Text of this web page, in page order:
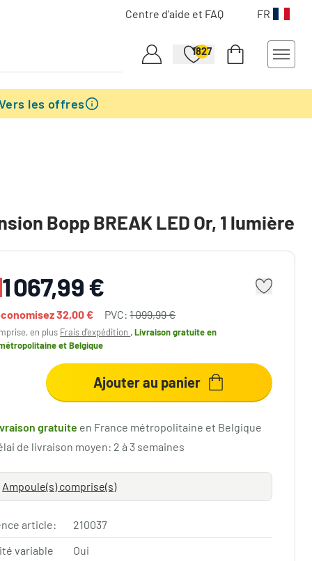
Centre d'aide et FAQ FR
1827
les offres
Bopp BREAK LED Or, 1 lumière
1 067,99 €
32,00 € PVC:1 099,99 €
en plus Frais d'expédition ,Livraison gratuiteen
et Belgique
Ajouter au panier
gratuite en France métropolitaine et Belgique
de livraison moyen: 2 à 3 semaines
Ampoule(s) comprise(s)
article:
210037
variable
Oui